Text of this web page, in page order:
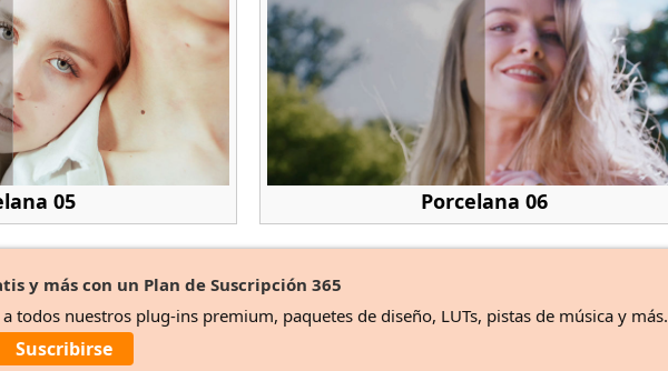
05 Porcelana 06
y más con un Plan de Suscripción 365
todos nuestros plug-ins premium, paquetes de diseño, LUTs, pistas de música y más.
Suscribirse